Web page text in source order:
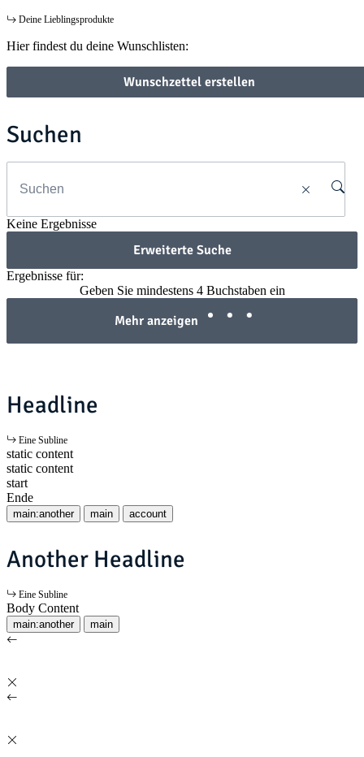
Deine Lieblingsprodukte
Hier findest du deine Wunschlisten:
Wunschzettel erstellen
Suchen
Keine Ergebnisse
Erweiterte Suche
Ergebnisse für:
Geben Sie mindestens 4 Buchstaben ein
Mehr anzeigen
Headline
Eine Subline
static content
static content
start
Ende
main:another main account
Another Headline
Eine Subline
Body Content
main:another main